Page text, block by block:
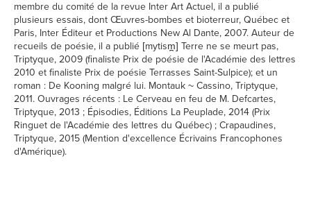
membre du comité de la revue Inter Art Actuel, il a publié
plusieurs essais, dont Œuvres-bombes et bioterreur, Québec et
Paris, Inter Éditeur et Productions New Al Dante, 2007. Auteur de
recueils de poésie, il a publié [mytism̪] Terre ne se meurt pas,
Triptyque, 2009 (finaliste Prix de poésie de l'Académie des lettres
2010 et finaliste Prix de poésie Terrasses Saint-Sulpice); et un
roman : De Kooning malgré lui. Montauk ~ Cassino, Triptyque,
2011. Ouvrages récents : Le Cerveau en feu de M. Defcartes,
Triptyque, 2013 ; Épisodies, Éditions La Peuplade, 2014 (Prix
Ringuet de l'Académie des lettres du Québec) ; Crapaudines,
Triptyque, 2015 (Mention d'excellence Écrivains Francophones
d'Amérique).